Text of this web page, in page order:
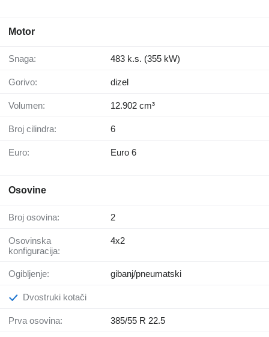
Motor
Snaga: 483 k.s. (355 kW)
Gorivo: dizel
Volumen: 12.902 cm³
Broj cilindra: 6
Euro: Euro 6
Osovine
Broj osovina: 2
Osovinska
konfiguracija:
4x2
Ogibljenje: gibanj/pneumatski
Dvostruki kotači
Prva osovina: 385/55 R 22.5